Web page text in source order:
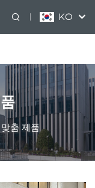
KO
춤 제품